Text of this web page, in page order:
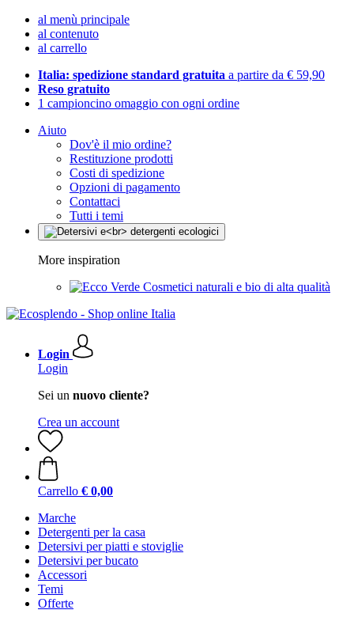
al menù principale
al contenuto
al carrello
Italia: spedizione standard gratuita a partire da € 59,90
Reso gratuito
1 campioncino omaggio con ogni ordine
Aiuto
Dov'è il mio ordine?
Restituzione prodotti
Costi di spedizione
Opzioni di pagamento
Contattaci
Tutti i temi
More inspiration
Cosmetici naturali e bio di alta qualità
Login
Login
Sei un nuovo cliente?
Crea un account
Carrello € 0,00
Marche
Detergenti per la casa
Detersivi per piatti e stoviglie
Detersivi per bucato
Accessori
Temi
Offerte